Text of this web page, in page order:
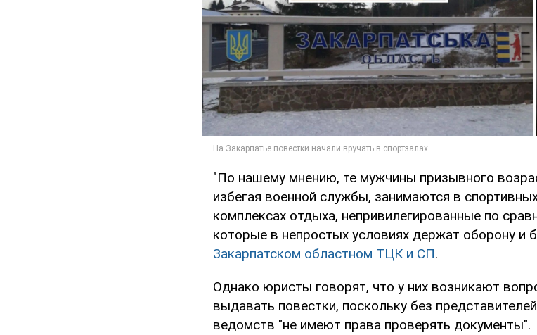
"По нашему мнению, те мужчины призывного
избегая военной службы, занимаются в
комплексах отдыха, непривилегированные по
которые в непростых условиях держат оборону и
Закарпатском областном ТЦК и СП.
Однако юристы говорят, что у них возникают
выдавать повестки, поскольку без
ведомств "не имеют права проверять документы".